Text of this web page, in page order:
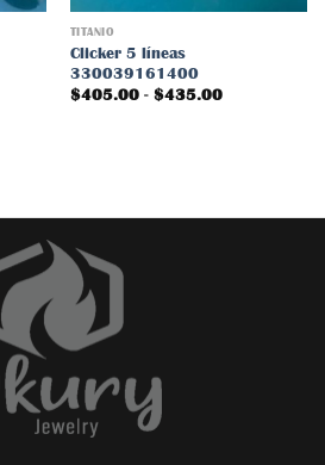
TITANIO
Clicker 5 líneas
330039161400
$405.00 - $435.00Rango